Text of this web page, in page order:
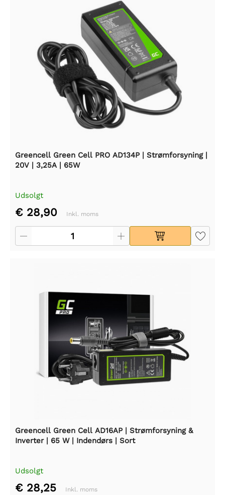
Greencell Green Cell PRO AD134P | Strømforsyning |
20V | 3,25A | 65W
Udsolgt
€ 28,90 Inkl. moms
Greencell Green Cell AD16AP | Strømforsyning &
Inverter | 65 W | Indendørs | Sort
Udsolgt
€ 28,25 Inkl. moms